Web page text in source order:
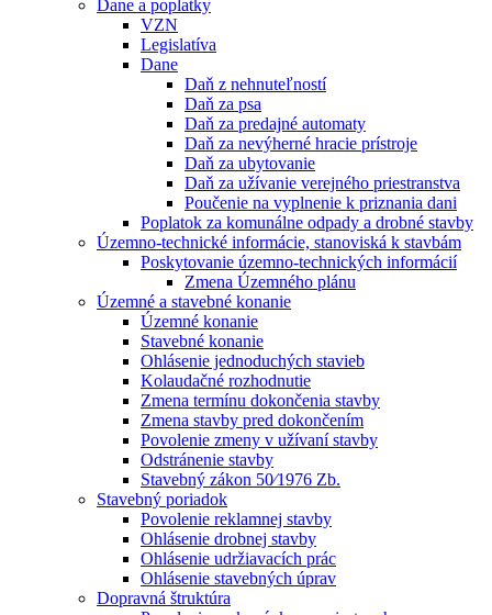
Dane a poplatky
VZN
Legislatíva
Dane
Daň z nehnuteľností
Daň za psa
Daň za predajné automaty
Daň za nevýherné hracie prístroje
Daň za ubytovanie
Daň za užívanie verejného priestranstva
Poučenie na vyplnenie k priznania dani
Poplatok za komunálne odpady a drobné stavby
Územno-technické informácie, stanoviská k stavbám
Poskytovanie územno-technických informácií
Zmena Územného plánu
Územné a stavebné konanie
Územné konanie
Stavebné konanie
Ohlásenie jednoduchých stavieb
Kolaudačné rozhodnutie
Zmena termínu dokončenia stavby
Zmena stavby pred dokončením
Povolenie zmeny v užívaní stavby
Odstránenie stavby
Stavebný zákon 50⁄1976 Zb.
Stavebný poriadok
Povolenie reklamnej stavby
Ohlásenie drobnej stavby
Ohlásenie udržiavacích prác
Ohlásenie stavebných úprav
Dopravná štruktúra